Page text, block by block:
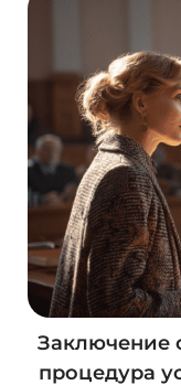
Заключение
процедура